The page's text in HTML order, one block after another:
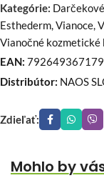
Kategórie:
Esthederm Vianoce
Vianočné kozmetické
EAN: 792649367179
Distribútor: NAOS
Zdieľať:
Mohlo by